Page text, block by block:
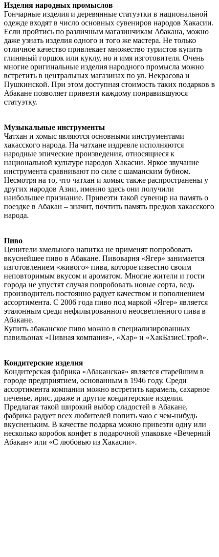
Изделия народных промыслов
Гончарные изделия и деревянные статуэтки в национальной
одежде входят в число основных сувениров народов Хакасии.
Если пройтись по различным магазинчикам Абакана, можно
даже узнать изделия одного и того же мастера. Не только
отличное качество привлекает множество туристов купить
глиняный горшок или куклу, но и имя изготовителя. Очень
многие оригинальные изделия народного промысла можно
встретить в центральных магазинах по ул. Некрасова и
Пушкинской. При этом доступная стоимость таких подарков в
Абакане позволяет привезти каждому понравившуюся
статуэтку.
Музыкальные инструменты
Чатхан и хомыс являются основными инструментами
хакасского народа. На чатхане издревле исполняются
народные эпические произведения, относящиеся к
национальной культуре народов Хакасии. Яркое звучание
инструмента сравнивают по силе с шаманским бубном.
Несмотря на то, что чатхан и хомыс также распространены у
других народов Азии, именно здесь они получили
наибольшее признание. Привезти такой сувенир на память о
поездке в Абакан – значит, почтить память предков хакасского
народа.
Пиво
Ценители хмельного напитка не применят попробовать
вкуснейшее пиво в Абакане. Пивоварня «Ягер» занимается
изготовлением «живого» пива, которое известно своим
неповторимым вкусом и ароматом. Многие жители и гости
города не упустят случая попробовать новые сорта, ведь
производитель постоянно радует качеством и пополнением
ассортимента. С 2006 года пиво под маркой «Ягер» является
эталонным среди нефильтрованного неосветленного пива в
Абакане.
Купить абаканское пиво можно в специализированных
павильонах «Пивная компания», «Хар» и «ХакБазисСтрой».
Кондитерские изделия
Кондитерская фабрика «Абаканская» является старейшим в
городе предприятием, основанным в 1946 году. Среди
ассортимента компании можно встретить карамель, сахарное
печенье, ирис, драже и другие кондитерские изделия.
Предлагая такой широкий выбор сладостей в Абакане,
фабрика радует всех любителей попить чаю с чем-нибудь
вкусненьким. В качестве подарка можно привезти одну или
несколько коробок конфет в подарочной упаковке «Вечерний
Абакан» или «С любовью из Хакасии».